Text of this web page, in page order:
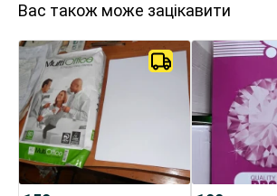
Вас також може зацікавити